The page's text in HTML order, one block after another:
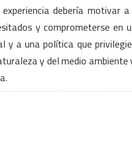
debería motivar
y comprometerse en
y a una política que
y del medio